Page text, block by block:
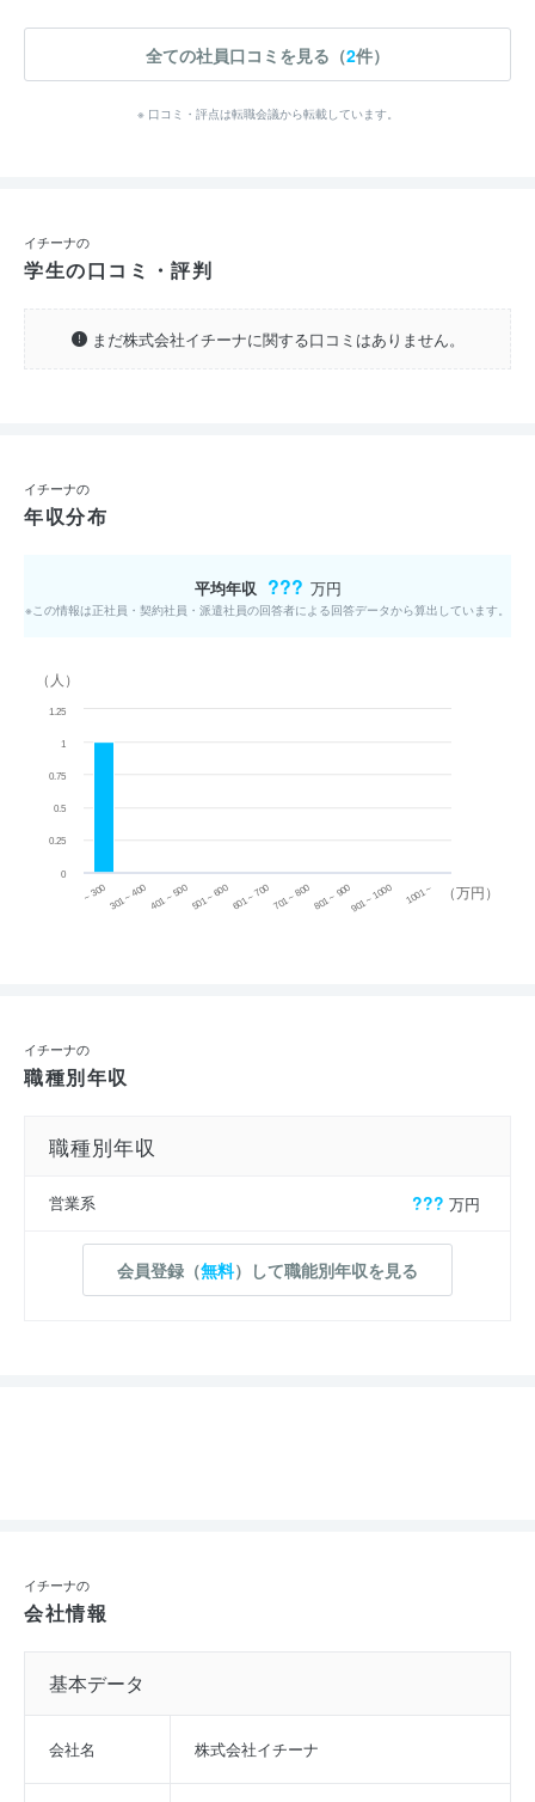
全ての社員口コミを見る（2件）
※ 口コミ・評点は転職会議から転載しています。
イチーナの
学生の口コミ・評判
まだ株式会社イチーナに関する口コミはありません。
イチーナの
年収分布
平均年収 ??? 万円
※この情報は正社員・契約社員・派遣社員の回答者による回答データから算出しています。
（万円）
（人）
~ 300 301 ~ 400 401 ~ 500501 ~ 600601 ~ 700701 ~ 800801 ~ 900901 ~ 1000 1001 ~
0
1
0.25
0.5
0.75
1.25
イチーナの
職種別年収
職種別年収
営業系 ??? 万円
会員登録（無料）して職能別年収を見る
イチーナの
会社情報
基本データ
会社名 株式会社イチーナ